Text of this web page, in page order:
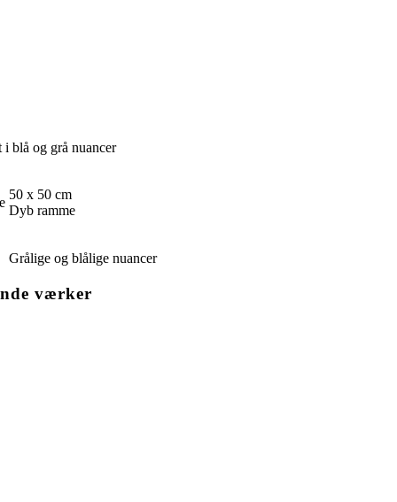
i blå og grå nuancer
50 x 50 cm
Dyb ramme
Grålige og blålige nuancer
værker